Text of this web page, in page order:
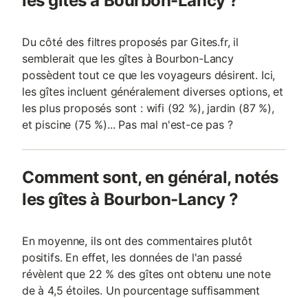
Du côté des filtres proposés par Gites.fr, il
semblerait que les gîtes à Bourbon-Lancy
possèdent tout ce que les voyageurs désirent. Ici,
les gîtes incluent généralement diverses options, et
les plus proposés sont : wifi (92 %), jardin (87 %),
et piscine (75 %)... Pas mal n'est-ce pas ?
Comment sont, en général, notés
les gîtes à Bourbon-Lancy ?
En moyenne, ils ont des commentaires plutôt
positifs. En effet, les données de l'an passé
révèlent que 22 % des gîtes ont obtenu une note
de à 4,5 étoiles. Un pourcentage suffisamment